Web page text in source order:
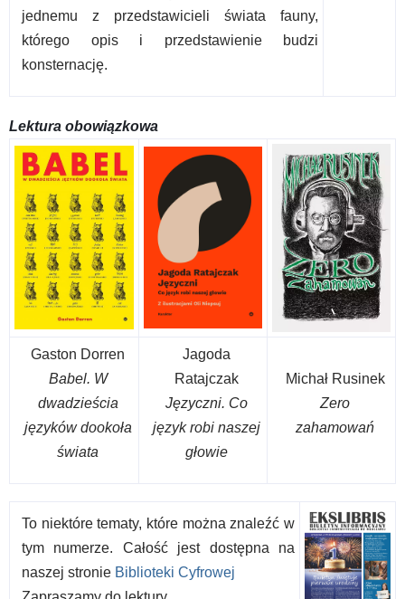
jednemu z przedstawicieli świata fauny,
którego opis i przedstawienie budzi
konsternację.
Lektura obowiązkowa
Gaston Dorren
Babel. W
dwadzieścia
języków dookoła
świata
Jagoda
Ratajczak
Języczni. Co
język robi naszej
głowie
Michał Rusinek
Zero
zahamowań
To niektóre tematy, które można znaleźć w
tym numerze. Całość jest dostępna na
naszej stronie Biblioteki Cyfrowej